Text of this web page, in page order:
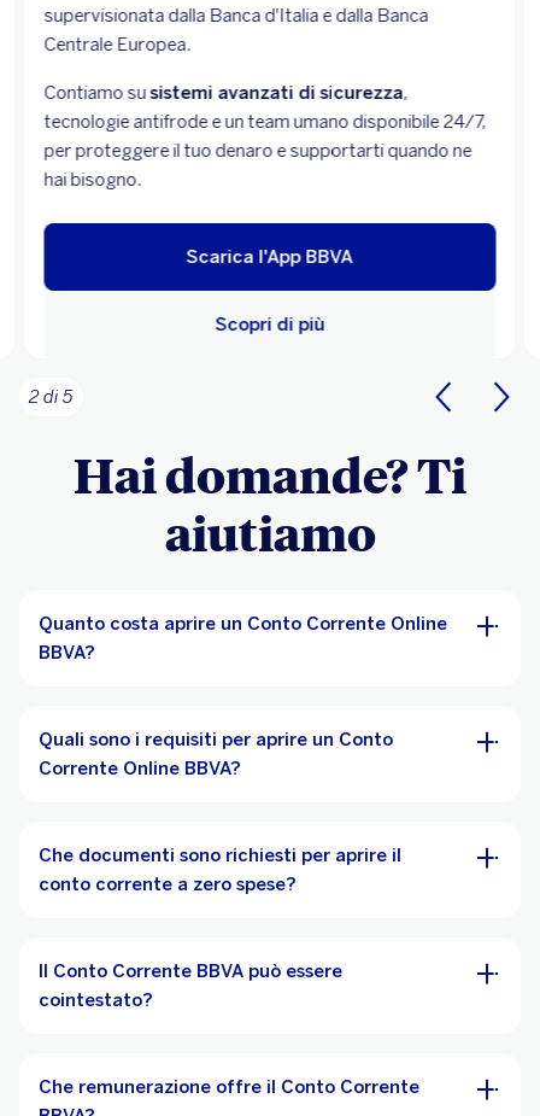
soluzioni di risparmio e investimentocome
Salvadanaio Digitale, Deposito Flessibile, ETF e Fondi di
Apri il conto
Scopri di più
3 di 5
Hai domande? Ti
aiutiamo
Quanto costa aprire un Conto Corrente Online
BBVA?
Quali sono i requisiti per aprire un Conto
Corrente Online BBVA?
Che documenti sono richiesti per aprire il
conto corrente a zero spese?
Il Conto Corrente BBVA può essere
cointestato?
Che remunerazione offre il Conto Corrente